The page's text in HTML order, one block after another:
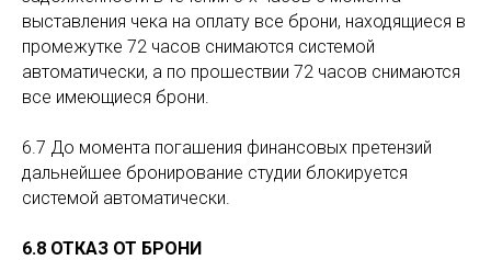
выставления чека на оплату все брони, находящиеся в
промежутке 72 часов снимаются системой
автоматически, а по прошествии 72 часов снимаются
все имеющиеся брони.
6.7 До момента погашения финансовых претензий
дальнейшее бронирование студии блокируется
системой автоматически.
6.8 ОТКАЗ ОТ БРОНИ